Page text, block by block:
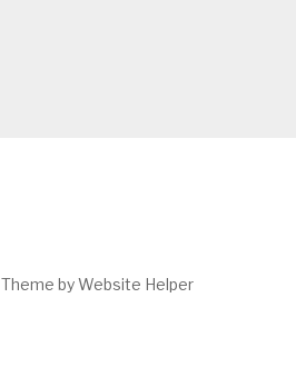
Theme by Website Helper